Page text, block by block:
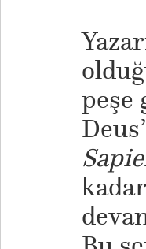
peşe